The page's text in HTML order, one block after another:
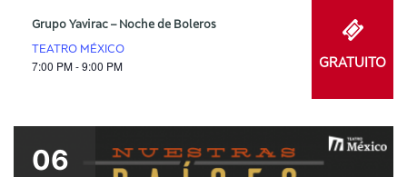
Grupo Yavirac – Noche de Boleros
TEATRO MÉXICO
7:00 PM - 9:00 PM GRATUITO
06